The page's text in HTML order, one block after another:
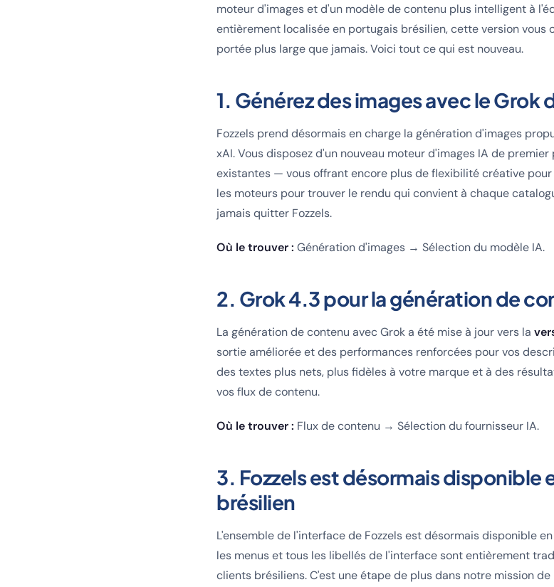
moteur d'images et d'un modèle de contenu plus intelligent à
entièrement localisée en portugais brésilien, cette version
portée plus large que jamais. Voici tout ce qui est nouveau.
1. Générez des images avec le Grok
Fozzels prend désormais en charge la génération d'images
xAI. Vous disposez d'un nouveau moteur d'images IA de
existantes — vous offrant encore plus de flexibilité créative
les moteurs pour trouver le rendu qui convient à chaque
jamais quitter Fozzels.
Où le trouver : Génération d'images → Sélection du modèle IA.
2. Grok 4.3 pour la génération de
La génération de contenu avec Grok a été mise à jour vers la
sortie améliorée et des performances renforcées pour vos
des textes plus nets, plus fidèles à votre marque et à des
vos flux de contenu.
Où le trouver : Flux de contenu → Sélection du fournisseur IA.
3. Fozzels est désormais disponible
brésilien
L'ensemble de l'interface de Fozzels est désormais disponible en
les menus et tous les libellés de l'interface sont entièrement
clients brésiliens. C'est une étape de plus dans notre mission